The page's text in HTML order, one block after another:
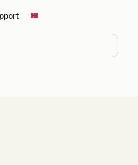
Change country